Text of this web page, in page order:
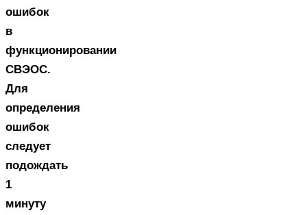
ошибок
в
функционировании
СВЭОС.
Для
определения
ошибок
следует
подождать
1
минуту